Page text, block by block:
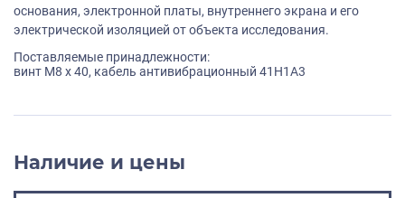
основания, электронной платы, внутреннего экрана и его
электрической изоляцией от объекта исследования.
Поставляемые принадлежности:
винт M8 х 40, кабель антивибрационный 41H1A3
Наличие и цены